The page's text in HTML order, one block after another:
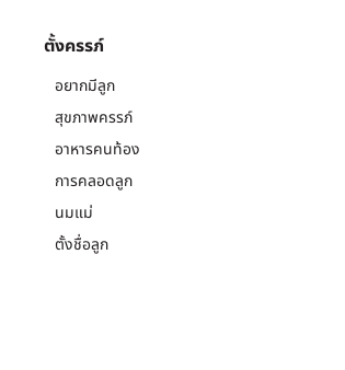
ตั้งครรภ์
อยากมีลูก
สุขภาพครรภ์
อาหารคนท้อง
การคลอดลูก
นมแม่
ตั้งชื่อลูก